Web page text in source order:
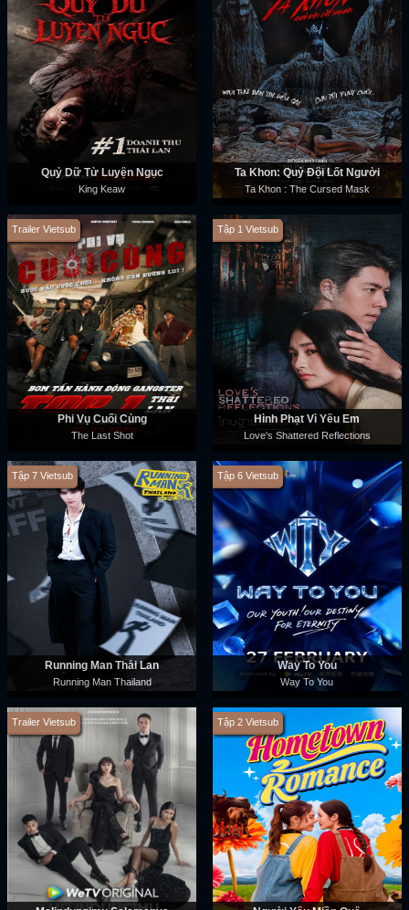
Quỷ Dữ Từ Luyện Ngục
King Keaw
Ta Khon: Quỷ Đội Lốt Người
Ta Khon : The Cursed Mask
Trailer Vietsub
Phi Vụ Cuối Cùng
The Last Shot
Tập 1 Vietsub
Hình Phạt Vì Yêu Em
Love's Shattered Reflections
Tập 7 Vietsub
Running Man Thái Lan
Running Man Thailand
Tập 6 Vietsub
Way To You
Way To You
Trailer Vietsub Tập 2 Vietsub